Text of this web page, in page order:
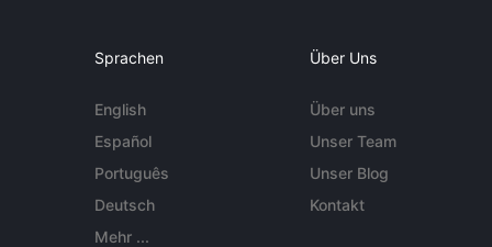
Sprachen
English
Español
Português
Deutsch
Mehr ...
Über Uns
Über uns
Unser Team
Unser Blog
Kontakt